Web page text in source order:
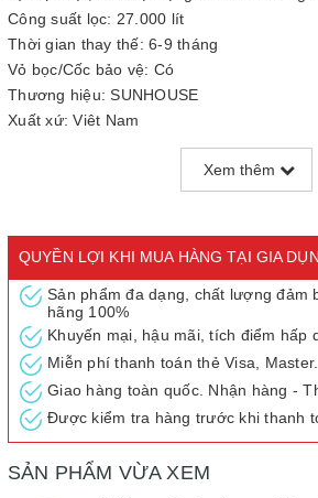
Công suất lọc: 27.000 lít
Thời gian thay thế: 6-9 tháng
Vỏ bọc/Cốc bảo vệ: Có
Thương hiệu: SUNHOUSE
Xuất xứ: Việt Nam
chính là “trái tim” của mỗi
Lõi lọc nước có nhiều loại, mỗi loại tương
khác nhau giúp cho quá trình lọc nước đạt
Xem thêm
QUYỀN LỢI KHI MUA HÀNG TẠI GIA
Sản phẩm đa dạng, chất lượng đảm
hãng 100%
Khuyến mại, hậu mãi, tích điểm hấp
Miễn phí thanh toán thẻ Visa,
Giao hàng toàn quốc. Nhận hàng -
Được kiểm tra hàng trước khi thanh
SẢN PHẨM VỪA XEM